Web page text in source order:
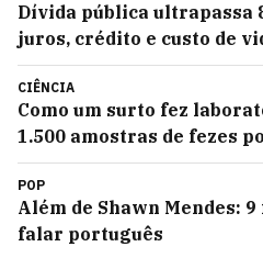
Dívida pública ultrapassa
juros, crédito e custo de
CIÊNCIA
Como um surto fez
1.500 amostras de fezes
POP
Além de Shawn Mendes:
falar português